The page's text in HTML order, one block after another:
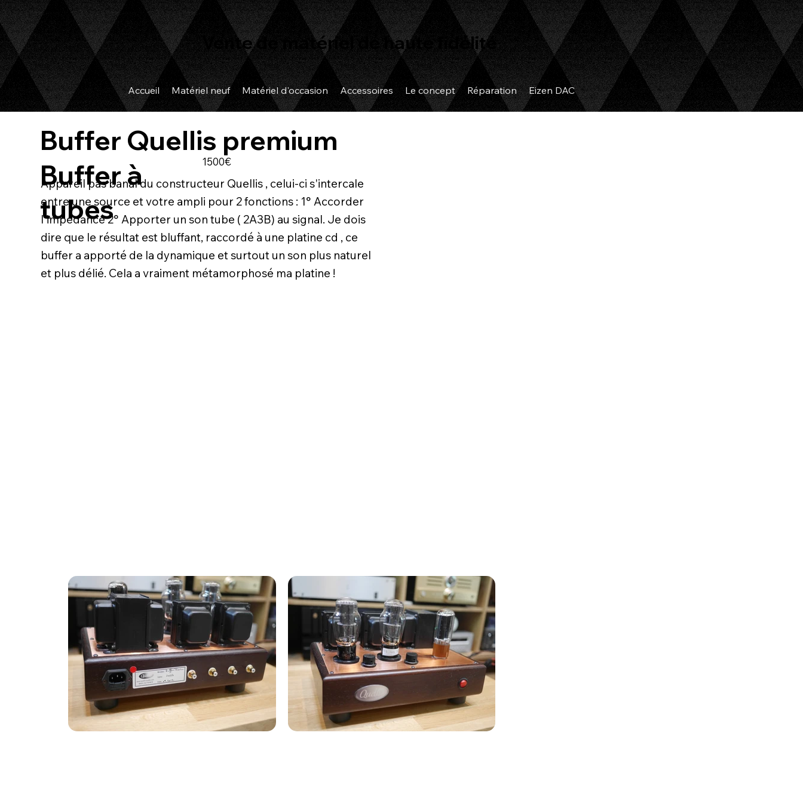
Accueil Matériel neuf Matériel d'occasion Accessoires Le concept Réparation Eizen DAC
Vente de matériel de haute fidélité
Buffer Quellis premium
Buffer à
tubes
Appareil pas banal du constructeur Quellis , celui-ci s'intercale
entre une source et votre ampli pour 2 fonctions : 1° Accorder
l'impédance 2° Apporter un son tube ( 2A3B) au signal. Je dois
dire que le résultat est bluffant, raccordé à une platine cd , ce
buffer a apporté de la dynamique et surtout un son plus naturel
et plus délié. Cela a vraiment métamorphosé ma platine !
1500€